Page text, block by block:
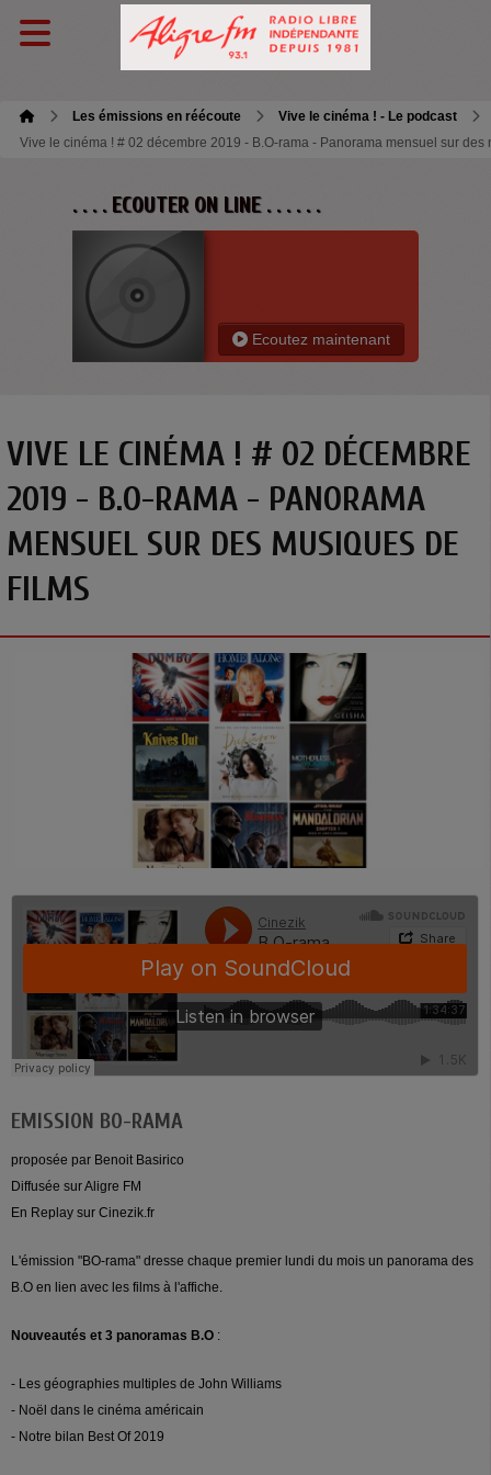
Les émissions en réécoute
Vive le cinéma ! - Le podcast
Vive le cinéma ! # 02 décembre 2019 - B.O-rama - Panorama mensuel sur des
. . . . ECOUTER ON LINE . . . . . .
Ecoutez maintenant
VIVE LE CINÉMA ! # 02 DÉCEMBRE
2019 - B.O-RAMA - PANORAMA
MENSUEL SUR DES MUSIQUES DE
FILMS
EMISSION BO-RAMA
proposée par Benoit Basirico
Diffusée sur Aligre FM
En Replay sur Cinezik.fr
L'émission "BO-rama" dresse chaque premier lundi du mois un panorama des
B.O en lien avec les films à l'affiche.
Nouveautés et 3 panoramas B.O :
- Les géographies multiples de John Williams
- Noël dans le cinéma américain
- Notre bilan Best Of 2019